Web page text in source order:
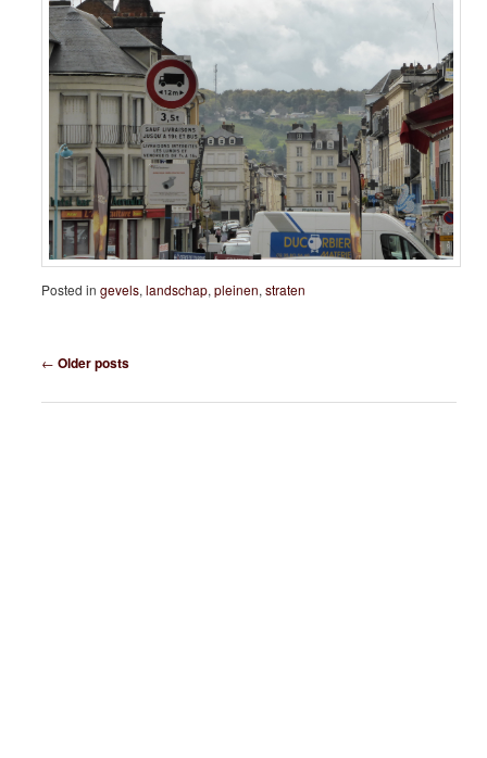
Posted in gevels, landschap, pleinen, straten
Post navigation
← Older posts